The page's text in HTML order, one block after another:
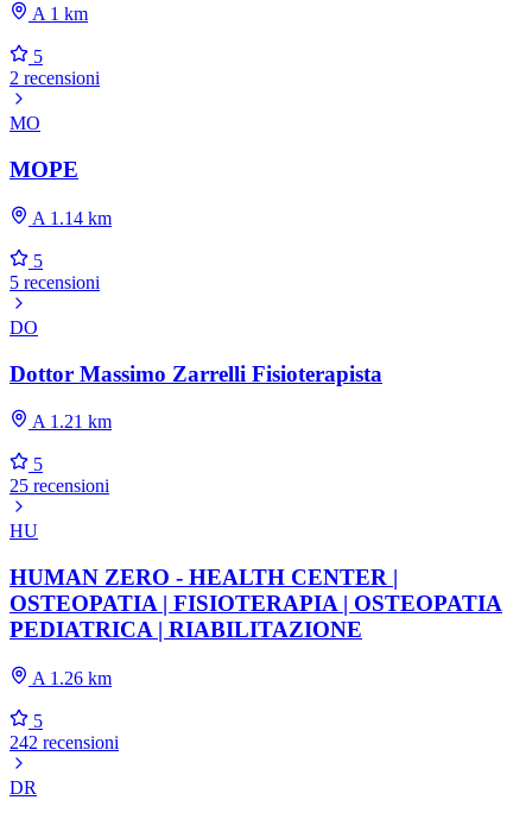
A 1 km
5
2 recensioni
MO
MOPE
A 1.14 km
5
5 recensioni
DO
Dottor Massimo Zarrelli Fisioterapista
A 1.21 km
5
25 recensioni
HU
HUMAN ZERO - HEALTH CENTER |
OSTEOPATIA | FISIOTERAPIA | OSTEOPATIA
PEDIATRICA | RIABILITAZIONE
A 1.26 km
5
242 recensioni
DR